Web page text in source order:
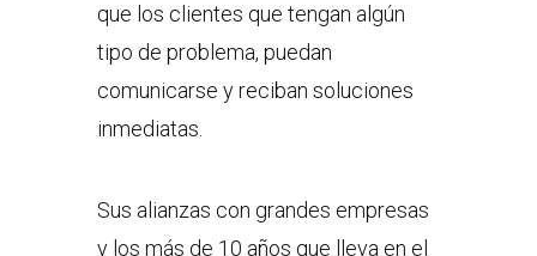
que los clientes que tengan algún
tipo de problema, puedan
comunicarse y reciban soluciones
inmediatas.
Sus alianzas con grandes empresas
y los más de 10 años que lleva en el